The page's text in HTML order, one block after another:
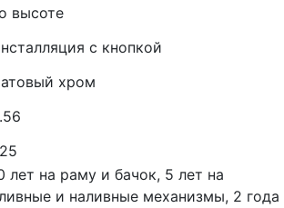
высоте
с кнопкой
хром
лет на раму и бачок, 5 лет на
и наливные механизмы, 2 года